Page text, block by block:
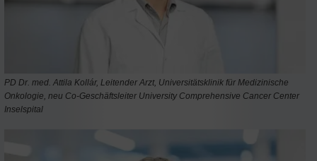
PD Dr. med. Attila Kollár, Leitender Arzt, Universitätsklinik für Medizinische
Onkologie, neu Co-Geschäftsleiter University Comprehensive Cancer Center
Inselspital